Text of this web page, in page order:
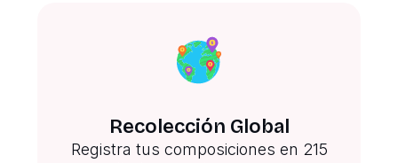
Recolección Global
Registra tus composiciones en 215